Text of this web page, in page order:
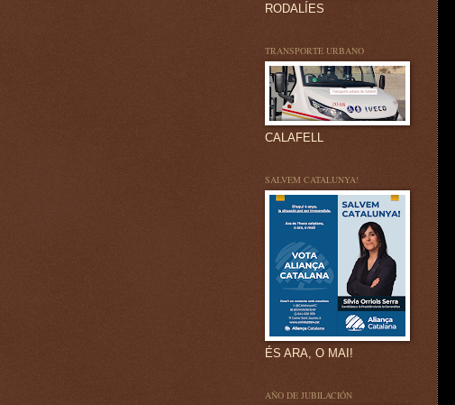
RODALÍES
TRANSPORTE URBANO
CALAFELL
SALVEM CATALUNYA!
ÉS ARA, O MAI!
AÑO DE JUBILACIÓN